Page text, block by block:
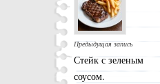
Предыдущая запись
Стейк с зеленым
соусом.